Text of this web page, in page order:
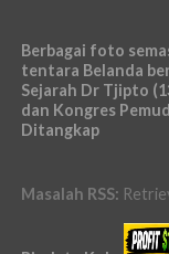
Berbagai foto
tentara Belanda
Sejarah Dr Tjipto
dan Kongres
Ditangkap
Masalah RSS: